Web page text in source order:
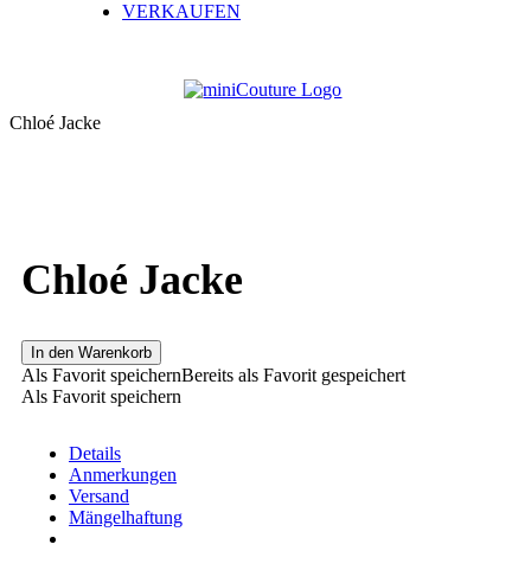
VERKAUFEN
Chloé Jacke
Chloé Jacke
In den Warenkorb
Als Favorit speichernBereits als Favorit gespeichert
Als Favorit speichern
Details
Anmerkungen
Versand
Mängelhaftung